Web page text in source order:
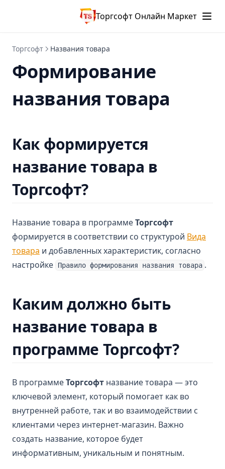
Торгсофт Онлайн Маркет
Торгсофт Названия товара
Формирование
названия товара
Как формируется
название товара в
Торгсофт?
Название товара в программеТоргсофт
формируется в соответствии со структурой Вида
товара и добавленных характеристик, согласно
настройке
Правило формирования названия товара .
Каким должно быть
название товара в
программе Торгсофт?
В программеТоргсофт название товара — это
ключевой элемент, который помогает как во
внутренней работе, так и во взаимодействии с
клиентами через интернет-магазин. Важно
создать название, которое будет
информативным, уникальным и понятным.